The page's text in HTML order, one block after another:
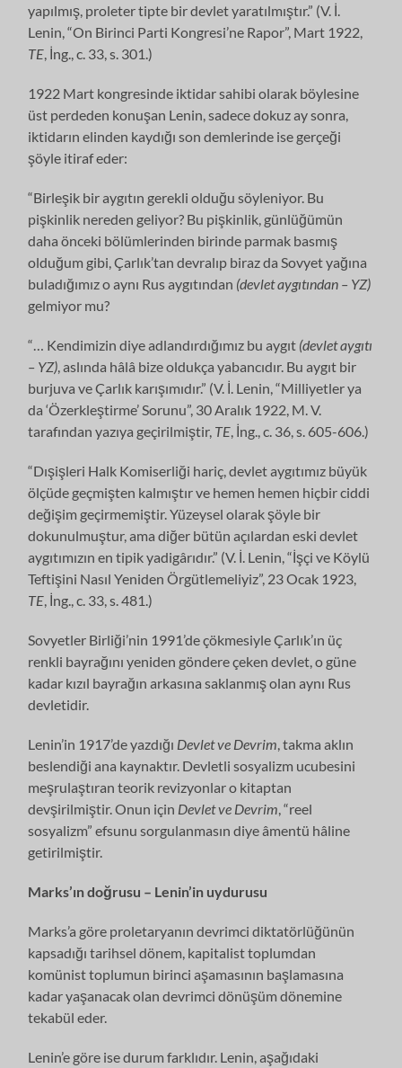
yapılmış, proleter tipte bir devlet yaratılmıştır.” (V. İ.
Lenin, “On Birinci Parti Kongresi’ne Rapor”, Mart 1922,
TE , İng., c. 33, s. 301.)
1922 Mart kongresinde iktidar sahibi olarak böylesine
üst perdeden konuşan Lenin, sadece dokuz ay sonra,
iktidarın elinden kaydığı son demlerinde ise gerçeği
şöyle itiraf eder:
“Birleşik bir aygıtın gerekli olduğu söyleniyor. Bu
pişkinlik nereden geliyor? Bu pişkinlik, günlüğümün
daha önceki bölümlerinden birinde parmak basmış
olduğum gibi, Çarlık’tan devralıp biraz da Sovyet yağına
buladığımız o aynı Rus aygıtından (devlet aygıtından – YZ)
gelmiyor mu?
“… Kendimizin diye adlandırdığımız bu aygıt (devlet aygıtı
– YZ) , aslında hâlâ bize oldukça yabancıdır. Bu aygıt bir
burjuva ve Çarlık karışımıdır.” (V. İ. Lenin, “Milliyetler ya
da ‘Özerkleştirme’ Sorunu”, 30 Aralık 1922, M. V.
tarafından yazıya geçirilmiştir, TE , İng., c. 36, s. 605-606.)
“Dışişleri Halk Komiserliği hariç, devlet aygıtımız büyük
ölçüde geçmişten kalmıştır ve hemen hemen hiçbir ciddi
değişim geçirmemiştir. Yüzeysel olarak şöyle bir
dokunulmuştur, ama diğer bütün açılardan eski devlet
aygıtımızın en tipik yadigârıdır.” (V. İ. Lenin, “İşçi ve Köylü
Teftişini Nasıl Yeniden Örgütlemeliyiz”, 23 Ocak 1923,
TE , İng., c. 33, s. 481.)
Sovyetler Birliği’nin 1991’de çökmesiyle Çarlık’ın üç
renkli bayrağını yeniden göndere çeken devlet, o güne
kadar kızıl bayrağın arkasına saklanmış olan aynı Rus
devletidir.
Lenin’in 1917’de yazdığı Devlet ve Devrim , takma aklın
beslendiği ana kaynaktır. Devletli sosyalizm ucubesini
meşrulaştıran teorik revizyonlar o kitaptan
devşirilmiştir. Onun için Devlet ve Devrim , “reel
sosyalizm” efsunu sorgulanmasın diye âmentü hâline
getirilmiştir.
Marks’ın doğrusu – Lenin’in uydurusu
Marks’a göre proletaryanın devrimci diktatörlüğünün
kapsadığı tarihsel dönem, kapitalist toplumdan
komünist toplumun birinci aşamasının başlamasına
kadar yaşanacak olan devrimci dönüşüm dönemine
tekabül eder.
Lenin’e göre ise durum farklıdır. Lenin, aşağıdaki